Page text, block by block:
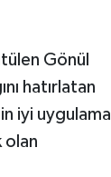
Gönül
hatırlatan
iyi uygulama
olan